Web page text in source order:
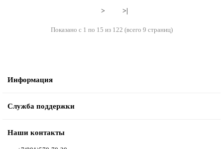
> >|
Показано с 1 по 15 из 122 (всего 9 страниц)
Информация
Служба поддержки
Наши контакты